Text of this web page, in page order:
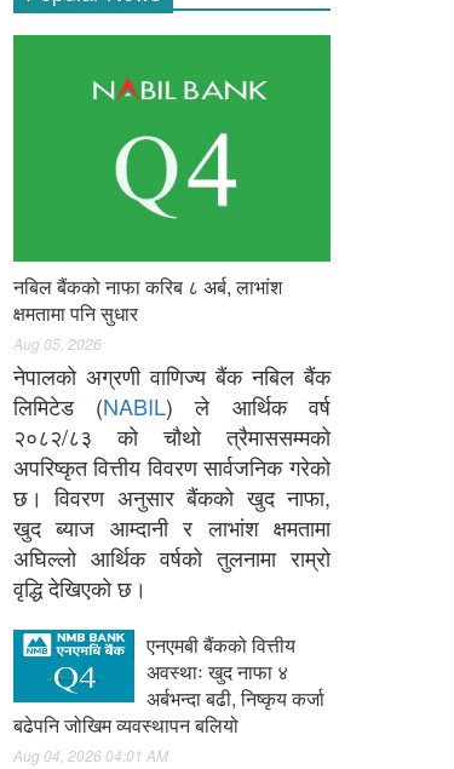
नबिल बैंकको नाफा करिब ८ अर्ब, लाभांश
क्षमतामा पनि सुधार
Aug 05, 2026
नेपालको अग्रणी वाणिज्य बैंक नबिल बैंक
लिमिटेड (NABIL) ले आर्थिक वर्ष
२०८२/८३ को चौथो त्रैमाससम्मको
अपरिष्कृत वित्तीय विवरण सार्वजनिक गरेको
छ। विवरण अनुसार बैंकको खुद नाफा,
खुद ब्याज आम्दानी र लाभांश क्षमतामा
अघिल्लो आर्थिक वर्षको तुलनामा राम्रो
वृद्धि देखिएको छ।
एनएमबी बैंकको वित्तीय
अवस्थाः खुद नाफा ४
अर्बभन्दा बढी, निष्कृय कर्जा
बढेपनि जोखिम व्यवस्थापन बलियो
Aug 04, 2026 04:01 AM